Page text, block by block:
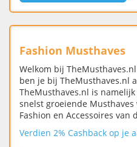
Fashion Musthaves
Welkom bij
ben je bij TheMusthaves.nl
TheMusthaves.nl is
snelst groeiende
Fashion en Accessoires van
Verdien 2% Cashback op je